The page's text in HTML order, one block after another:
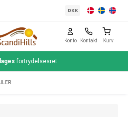
DKK
Konto Kontakt Kurv
fortrydelsesret